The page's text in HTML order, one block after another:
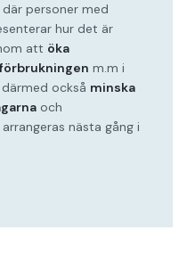
där personer med
hur det är
att öka
m.m i
också minska
och
arrangeras nästa gång i